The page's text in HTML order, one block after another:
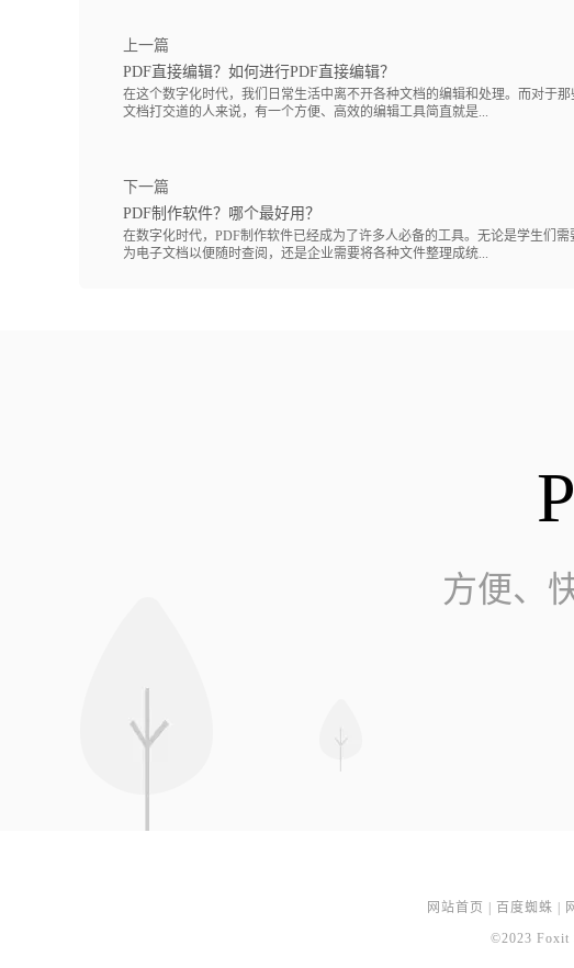
上一篇
PDF直接编辑？如何进行PDF直接编辑？
在这个数字化时代，我们日常生活中离不开各种文档的编辑和处理。而对于那
文档打交道的人来说，有一个方便、高效的编辑工具简直就是...
下一篇
PDF制作软件？哪个最好用？
在数字化时代，PDF制作软件已经成为了许多人必备的工具。无论是学生们需
为电子文档以便随时查阅，还是企业需要将各种文件整理成统...
方便、
网站首页 百度蜘蛛
©2023 Foxit